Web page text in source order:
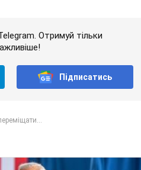
Отримуй тільки
Підписатись